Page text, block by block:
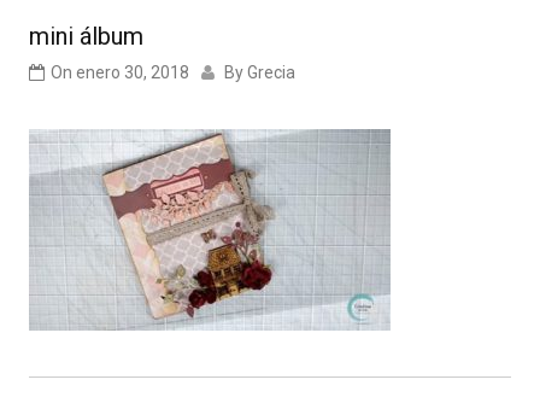
mini álbum
On enero 30, 2018 ByGrecia
Navegación